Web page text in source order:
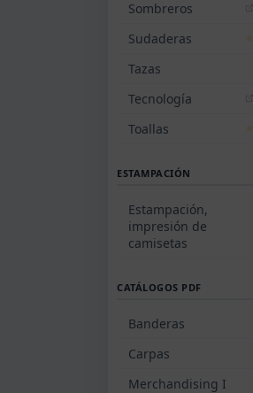
Sombreros
Sudaderas
Tazas
Tecnología
Toallas
ESTAMPACIÓN
Estampación,
impresión de
camisetas
CATÁLOGOS PDF
Banderas
Carpas
Merchandising I